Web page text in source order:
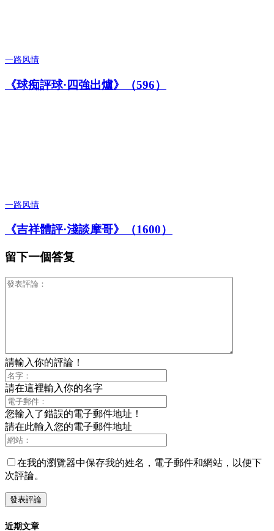
一路风情
《球痴評球·四強出爐》（596）
一路风情
《吉祥體評·淺談摩哥》（1600）
留下一個答复
請輸入你的評論！
請在這裡輸入你的名字
您輸入了錯誤的電子郵件地址！
請在此輸入您的電子郵件地址
在我的瀏覽器中保存我的姓名，電子郵件和網站，以便下
次評論。
近期文章